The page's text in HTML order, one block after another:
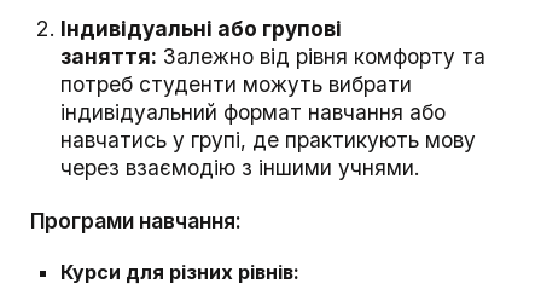
Індивідуальні або групові
заняття: Залежно від рівня комфорту та
потреб студенти можуть вибрати
індивідуальний формат навчання або
навчатись у групі, де практикують мову
через взаємодію з іншими учнями.
Програми навчання:
Курси для різних рівнів: